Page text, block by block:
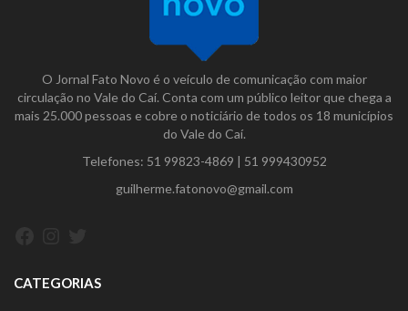
O Jornal Fato Novo é o veículo de comunicação com maior
circulação no Vale do Caí. Conta com um público leitor que chega a
mais 25.000 pessoas e cobre o noticiário de todos os 18 municípios
do Vale do Caí.
Telefones: 51 99823-4869 | 51 999430952
guilherme.fatonovo@gmail.com
CATEGORIAS